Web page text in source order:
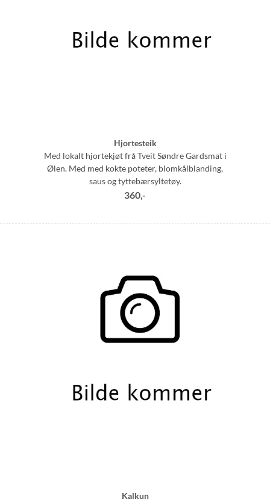
Hjortesteik
Med lokalt hjortekjøt frå Tveit Søndre Gardsmat i
Ølen. Med med kokte poteter, blomkålblanding,
saus og tyttebærsyltetøy.
360,-
Kalkun